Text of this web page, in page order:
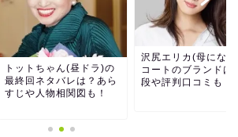
トットちゃん(昼ドラ)の
最終回ネタバレは？あら
すじや人物相関図も！
沢尻エリカ(母にな
コートのブランドは
段や評判口コミも！